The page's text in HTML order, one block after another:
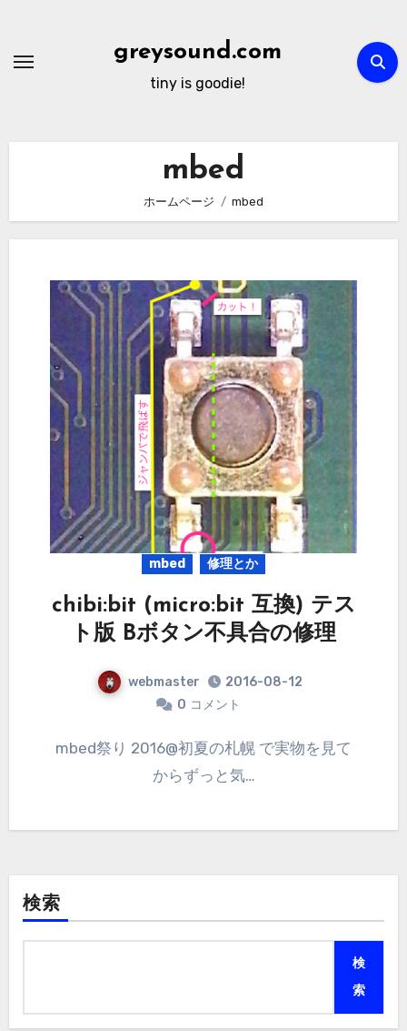
greysound.com
tiny is goodie!
mbed
ホームページ mbed
mbed 修理とか
chibi:bit (micro:bit 互換) テス
ト版 Bボタン不具合の修理
webmaster
2016-08-12
0 コメント
mbed祭り 2016@初夏の札幌 で実物を見て
からずっと気…
検索
検
索